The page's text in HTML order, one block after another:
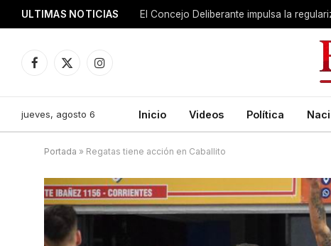
ULTIMAS NOTICIAS El Concejo Deliberante impulsa la
Facebook
X
Instagram
jueves, agosto 6 Inicio Videos Política
Portada » Regatas tiene acción en Caballito